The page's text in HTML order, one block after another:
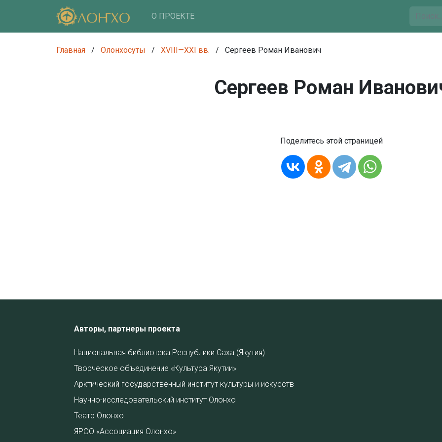
О ПРОЕКТЕ
Главная / Олонхосуты / XVIII—XXI вв. / Сергеев Роман Иванович
Сергеев Роман
Поделитесь этой страницей
Авторы, партнеры проекта
Национальная библиотека Республики Саха (Якутия)
Творческое объединение «Культура Якутии»
Арктический государственный институт культуры и искусств
Научно-исследовательский институт Олонхо
Театр Олонхо
ЯРОО «Ассоциация Олонхо»